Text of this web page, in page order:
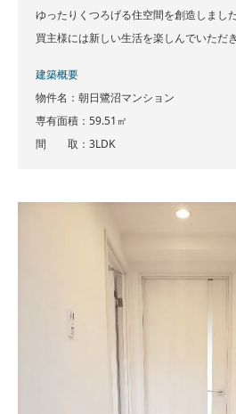
ゆったりくつろげる住空間を創造しました
買主様には新しい生活を楽しんでいただ
建築概要
物件名：朝日鷺沼マンション
専有面積：59.51㎡
間 取：3LDK